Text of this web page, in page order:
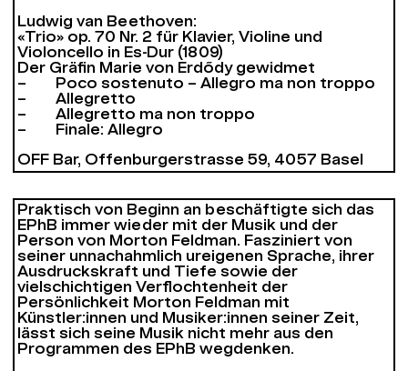
Ludwig van Beethoven:
«Trio» op. 70 Nr. 2 für Klavier, Violine und
Violoncello in Es-Dur (1809)
Der Gräfin Marie von Erdődy gewidmet
– Poco sostenuto – Allegro ma non troppo
– Allegretto
– Allegretto ma non troppo
– Finale: Allegro
OFF Bar, Offenburgerstrasse 59, 4057 Basel
Praktisch von Beginn an beschäftigte sich das
EPhB immer wieder mit der Musik und der
Person von Morton Feldman. Fasziniert von
seiner unnachahmlich ureigenen Sprache, ihrer
Ausdruckskraft und Tiefe sowie der
vielschichtigen Verflochtenheit der
Persönlichkeit Morton Feldman mit
Künstler:innen und Musiker:innen seiner Zeit,
lässt sich seine Musik nicht mehr aus den
Programmen des EPhB wegdenken.